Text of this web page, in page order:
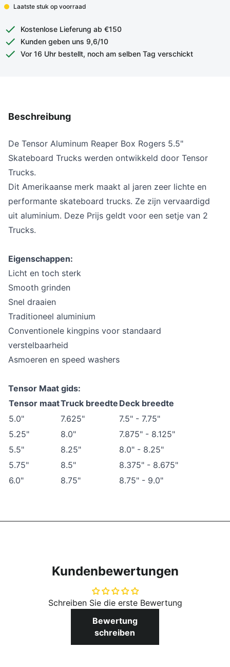
Laatste stuk op voorraad
Kostenlose Lieferung ab €150
Kunden geben uns 9,6/10
Vor 16 Uhr bestellt, noch am selben Tag verschickt
Beschreibung
De Tensor Aluminum Reaper Box Rogers 5.5"
Skateboard Trucks werden ontwikkeld door Tensor
Trucks.
Dit Amerikaanse merk maakt al jaren zeer lichte en
performante skateboard trucks. Ze zijn vervaardigd
uit aluminium. Deze Prijs geldt voor een setje van 2
Trucks.
Eigenschappen:
Licht en toch sterk
Smooth grinden
Snel draaien
Traditioneel aluminium
Conventionele kingpins voor standaard
verstelbaarheid
Asmoeren en speed washers
Tensor Maat gids:
Tensor maatTruck breedte Deck breedte
5.0"
7.625"
7.5" - 7.75"
5.25"
8.0"
7.875" - 8.125"
5.5"
8.25"
8.0" - 8.25"
5.75"
8.5"
8.375" - 8.675"
6.0"
8.75" 8.75" - 9.0"
Kundenbewertungen
Schreiben Sie die erste Bewertung
Bewertung
schreiben